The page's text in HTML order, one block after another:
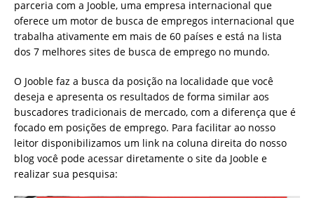
parceria com a Jooble, uma empresa internacional que
oferece um motor de busca de empregos internacional que
trabalha ativamente em mais de 60 países e está na lista
dos 7 melhores sites de busca de emprego no mundo.
O Jooble faz a busca da posição na localidade que você
deseja e apresenta os resultados de forma similar aos
buscadores tradicionais de mercado, com a diferença que é
focado em posições de emprego. Para facilitar ao nosso
leitor disponibilizamos um link na coluna direita do nosso
blog você pode acessar diretamente o site da Jooble e
realizar sua pesquisa: